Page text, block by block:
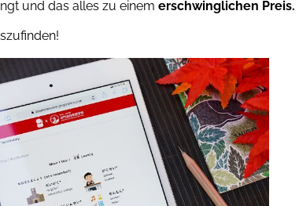
und das alles zu einemerschwinglichen Preis.